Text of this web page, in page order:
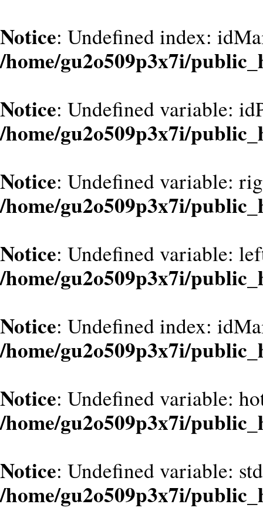
Notice: Undefined index:
/home/gu2o509p3x7i/
Notice: Undefined variable:
/home/gu2o509p3x7i/
Notice: Undefined variable:
/home/gu2o509p3x7i/
Notice: Undefined variable:
/home/gu2o509p3x7i/
Notice: Undefined index:
/home/gu2o509p3x7i/
Notice: Undefined variable:
/home/gu2o509p3x7i/
Notice: Undefined variable:
/home/gu2o509p3x7i/